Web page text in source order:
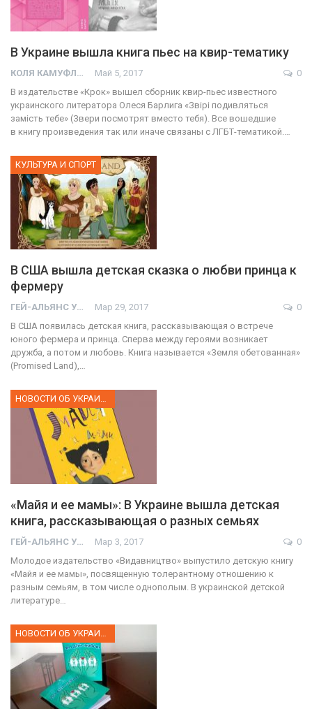
В Украине вышла книга пьес на квир-тематику
КОЛЯ КАМУФЛЯЖ Май 5, 2017
0
В издательстве «Крок» вышел сборник квир-пьес известного
украинского литератора Олеся Барлига «Звірі подивляться
замість тебе» (Звери посмотрят вместо тебя). Все вошедшие
в книгу произведения так или иначе связаны с ЛГБТ-тематикой.…
КУЛЬТУРА И СПОРТ
В США вышла детская сказка о любви принца к
фермеру
ГЕЙ-АЛЬЯНС УКРАИНА Мар 29, 2017
0
В США появилась детская книга, рассказывающая о встрече
юного фермера и принца. Сперва между героями возникает
дружба, а потом и любовь. Книга называется «Земля обетованная»
(Promised Land),…
НОВОСТИ ОБ УКРАИНЕ
«Майя и ее мамы»: В Украине вышла детская
книга, рассказывающая о разных семьях
ГЕЙ-АЛЬЯНС УКРАИНА Мар 3, 2017
0
Молодое издательство «Видавництво» выпустило детскую книгу
«Майя и ее мамы», посвященную толерантному отношению к
разным семьям, в том числе однополым. В украинской детской
литературе…